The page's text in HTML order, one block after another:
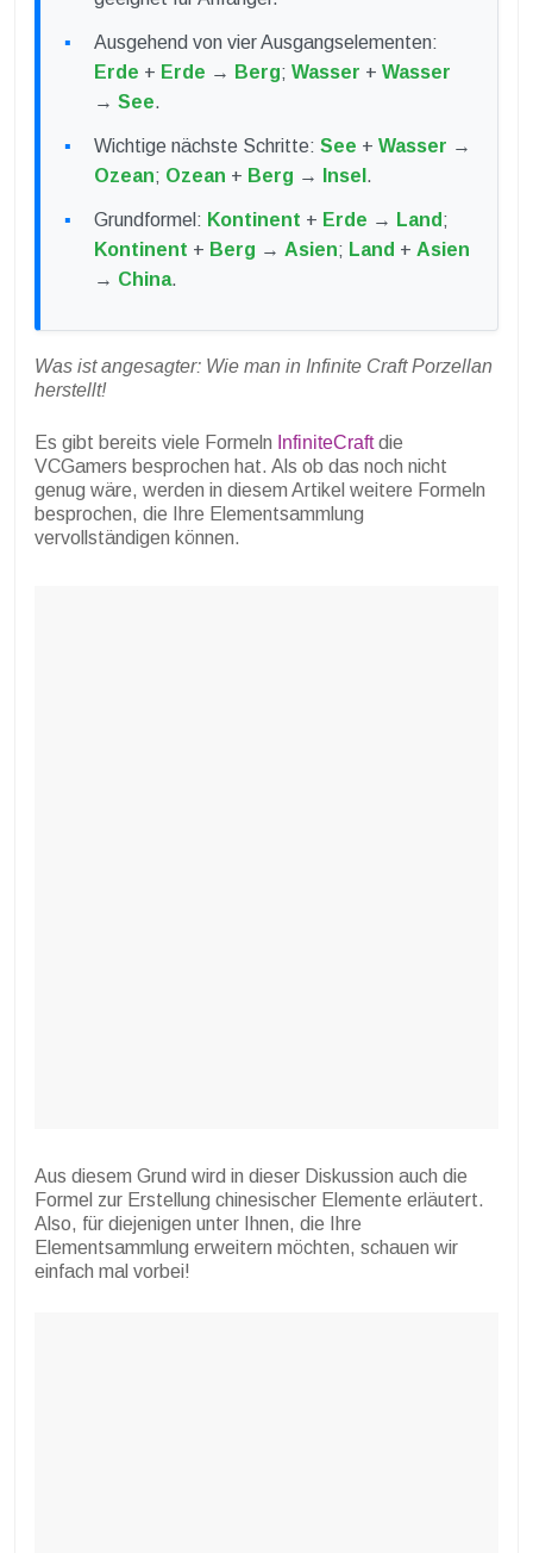
Ausgehend von vier Ausgangselementen:
Erde + Erde → Berg; Wasser + Wasser
→ See.
Wichtige nächste Schritte: See + Wasser →
Ozean; Ozean + Berg → Insel .
Grundformel: Kontinent + Erde → Land ;
Kontinent + Berg → Asien; Land + Asien
→ China.
Was ist angesagter: Wie man in Infinite Craft Porzellan
herstellt!
Es gibt bereits viele Formeln InfiniteCraftdie
VCGamers besprochen hat. Als ob das noch nicht
genug wäre, werden in diesem Artikel weitere Formeln
besprochen, die Ihre Elementsammlung
vervollständigen können.
Aus diesem Grund wird in dieser Diskussion auch die
Formel zur Erstellung chinesischer Elemente erläutert.
Also, für diejenigen unter Ihnen, die Ihre
Elementsammlung erweitern möchten, schauen wir
einfach mal vorbei!